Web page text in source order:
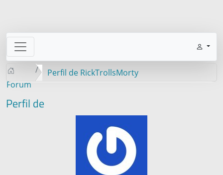
Forum
Perfil de RickTrollsMorty
Perfil de